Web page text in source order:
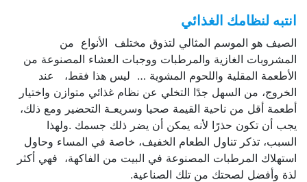
انتبه لنظامك الغذائي
الصيف هو الموسم المثالي لتذوق مختلف الأنواع من
المشروبات الغازية والمرطبات ووجبات العشاء المصنوعة من
الأطعمة المقلية واللحوم المشوية … ليس هذا فقط، عند
الخروج، من السهل جدًا التخلي عن نظام غذائي متوازن واختيار
أطعمة أقل من ناحية القيمة صحيا وسريعـة التحضير ومع ذلك،
يجب أن تكون حذرًا لأنه يمكن أن يضر ذلك جسمك .ولهذا
السبب، تذكر تناول الطعام الخفيف، خاصة في المساء وحاول
استهلاك المرطبات المصنوعة في البيت من الفاكهة، فهي أكثر
لذة وأفضل لصحتك من تلك الصناعية.